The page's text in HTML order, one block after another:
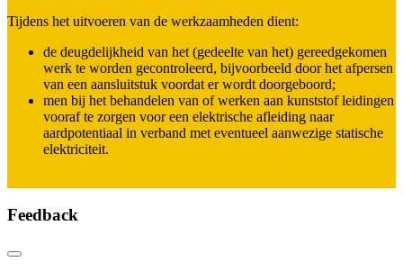
Tijdens het uitvoeren van de werkzaamheden dient:
de deugdelijkheid van het (gedeelte van het) gereedgekomen
werk te worden gecontroleerd, bijvoorbeeld door het afpersen
van een aansluitstuk voordat er wordt doorgeboord;
men bij het behandelen van of werken aan kunststof leidingen
vooraf te zorgen voor een elektrische afleiding naar
aardpotentiaal in verband met eventueel aanwezige statische
elektriciteit.
Feedback